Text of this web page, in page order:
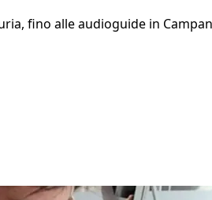
fino alle audioguide in